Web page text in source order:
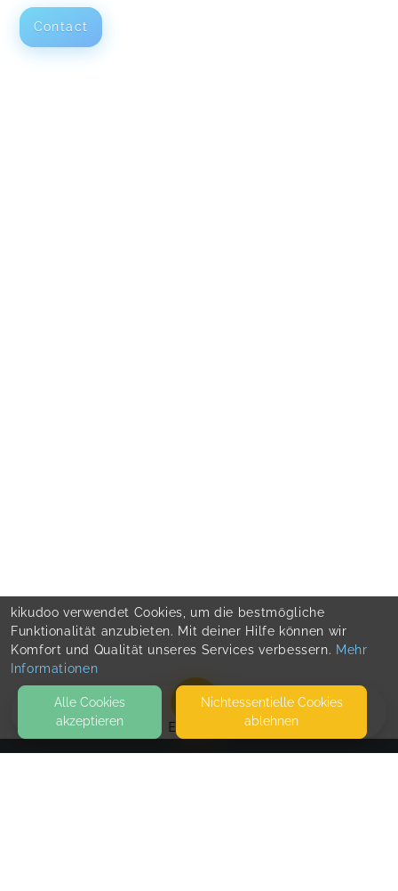
EVENTS
Contact
kikudoo verwendet Cookies, um die bestmögliche
Funktionalität anzubieten. Mit deiner Hilfe können wir
Komfort und Qualität unseres Services verbessern. Mehr
Informationen
Alle Cookies
akzeptieren
Nicht­essentielle Cookies
ablehnen